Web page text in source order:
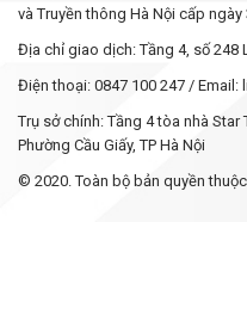
và Truyền thông Hà Nội cấp ngày
Địa chỉ giao dịch: Tầng 4, số 248
Điện thoại: 0847 100 247 / Email:
Trụ sở chính: Tầng 4 tòa nhà Star
Phường Cầu Giấy, TP Hà Nội
© 2020. Toàn bộ bản quyền